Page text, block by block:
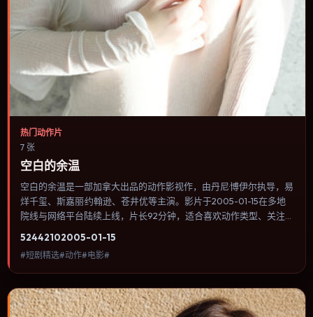
热门动作片
7 张
空白的余温
空白的余温是一部加拿大出品的动作影视作，由丹尼·博伊尔执导，易
烊千玺、斯嘉丽·约翰逊、苍井优等主演。影片于2005-01-15在多地
院线与网络平台陆续上线，片长92分钟，适合喜欢动作类型、关注人
视听语言统一，可作为休闲观影或类型片补片的选择。
52442102005-01-15
#短剧精选#动作#电影#